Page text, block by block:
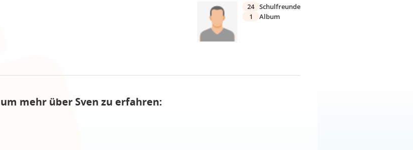
24 Schulfreunde
1
Album
mehr über Sven zu erfahren: